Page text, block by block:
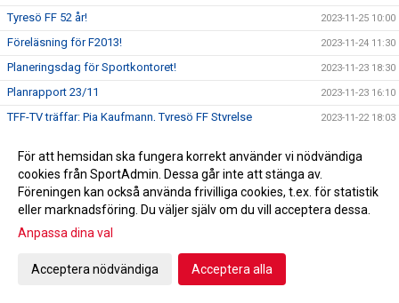
Tyresö FF 52 år! 2023-11-25 10:00
Föreläsning för F2013! 2023-11-24 11:30
Planeringsdag för Sportkontoret! 2023-11-23 18:30
Planrapport 23/11 2023-11-23 16:10
TFF-TV träffar: Pia Kaufmann, Tyresö FF Styrelse 2023-11-22 18:03
TFF-TV träffar: David Othérus, Tyresö FF Herr 2023-11-21 17:28
ST-CUPEN NÄRMAR SIG! 2023-11-20 18:10
Ledaravslutning 2023-11-19 18:00
En rödgul jul!
TACK!
För att hemsidan ska fungera korrekt använder vi nödvändiga
cookies från SportAdmin. Dessa går inte att stänga av.
Föreningen kan också använda frivilliga cookies, t.ex. för statistik
eller marknadsföring. Du väljer själv om du vill acceptera dessa.
Anpassa dina val
Acceptera nödvändiga Acceptera alla